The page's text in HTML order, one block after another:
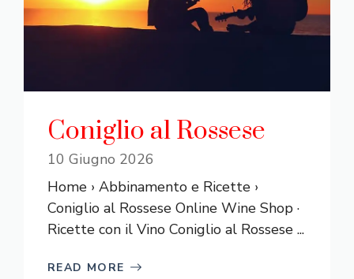
Coniglio al Rossese
10 Giugno 2026
Home › Abbinamento e Ricette ›
Coniglio al Rossese Online Wine Shop ·
Ricette con il Vino Coniglio al Rossese ...
READ MORE